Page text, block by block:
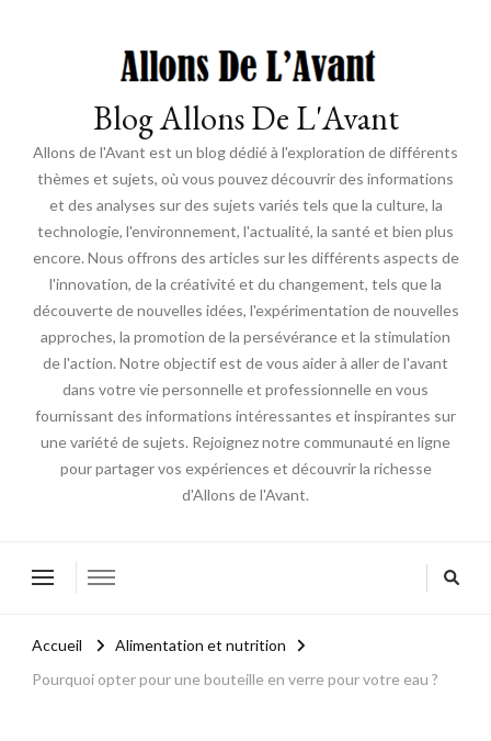
Blog Allons De L'Avant
Allons de l'Avant est un blog dédié à l'exploration de différents
thèmes et sujets, où vous pouvez découvrir des informations
et des analyses sur des sujets variés tels que la culture, la
technologie, l'environnement, l'actualité, la santé et bien plus
encore. Nous offrons des articles sur les différents aspects de
l'innovation, de la créativité et du changement, tels que la
découverte de nouvelles idées, l'expérimentation de nouvelles
approches, la promotion de la persévérance et la stimulation
de l'action. Notre objectif est de vous aider à aller de l'avant
dans votre vie personnelle et professionnelle en vous
fournissant des informations intéressantes et inspirantes sur
une variété de sujets. Rejoignez notre communauté en ligne
pour partager vos expériences et découvrir la richesse
d'Allons de l'Avant.
Accueil
Alimentation et nutrition
Pourquoi opter pour une bouteille en verre pour votre eau ?